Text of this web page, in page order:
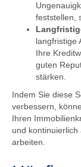
feststellen,
langfristige
Ihre
guten
stärken.
Indem Sie diese
verbessern,
Ihren
und
arbeiten.